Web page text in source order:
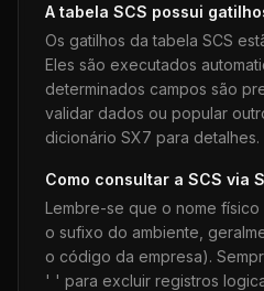
A tabela SCS possui
Os gatilhos da tabela SCS
Eles são executados
determinados campos são
validar dados ou popular
dicionário SX7 para detalhes.
Como consultar a SCS via
Lembre-se que o nome
o sufixo do ambiente,
o código da empresa).
' ' para excluir registros